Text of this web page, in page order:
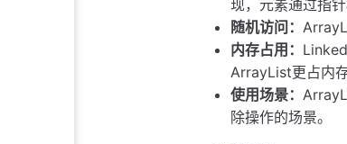
现，元素通过指针
随机访问：
内存占用：
ArrayList更占内存
使用场景：
除操作的场景。